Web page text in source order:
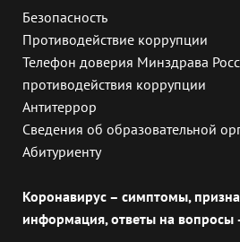
Безопасность
Противодействие коррупции
Телефон доверия Минздрава
противодействия коррупции
Антитеррор
Сведения об образовательной
Абитуриенту
Коронавирус – симптомы,
информация, ответы на вопросы